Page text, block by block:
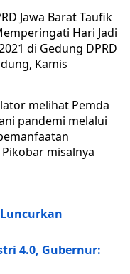
Jawa Barat Taufik
Hari Jadi
di Gedung DPRD
Kamis
melihat Pemda
pandemi melalui
misalnya
4.0, Gubernur: